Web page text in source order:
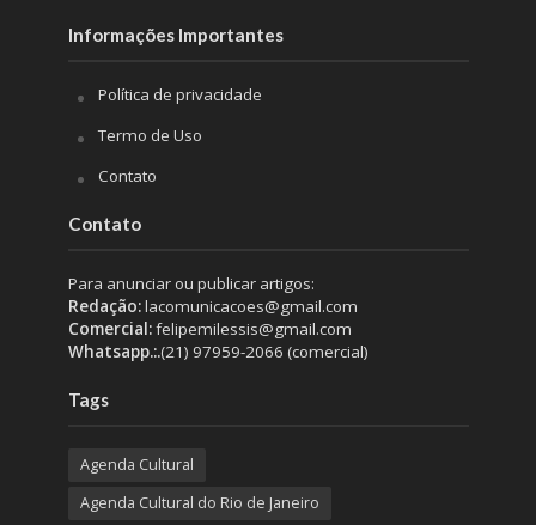
Informações Importantes
Política de privacidade
Termo de Uso
Contato
Contato
Para anunciar ou publicar artigos:
Redação:lacomunicacoes@gmail.com
Comercial:felipemilessis@gmail.com
Whatsapp.:.(21) 97959-2066 (comercial)
Tags
Agenda Cultural
Agenda Cultural do Rio de Janeiro